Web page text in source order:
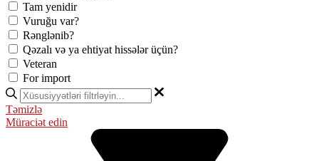
Tam yenidir
Vuruğu var?
Rənglənib?
Qəzalı və ya ehtiyat hissələr üçün?
Veteran
For import
Təmizlə
Müraciət edin